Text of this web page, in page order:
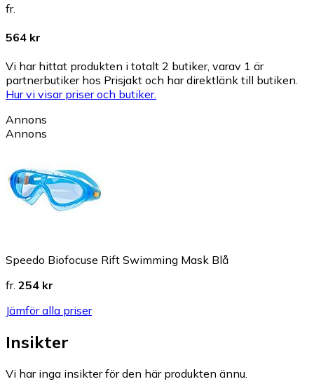
fr.
564 kr
Vi har hittat produkten i totalt 2 butiker, varav 1 är
partnerbutiker hos Prisjakt och har direktlänk till butiken.
Hur vi visar priser och butiker.
Annons
Annons
Speedo Biofocuse Rift Swimming Mask Blå
fr. 254 kr
Jämför alla priser
Insikter
Vi har inga insikter för den här produkten ännu.